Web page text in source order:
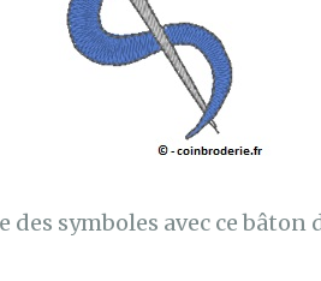
symboles avec ce bâton